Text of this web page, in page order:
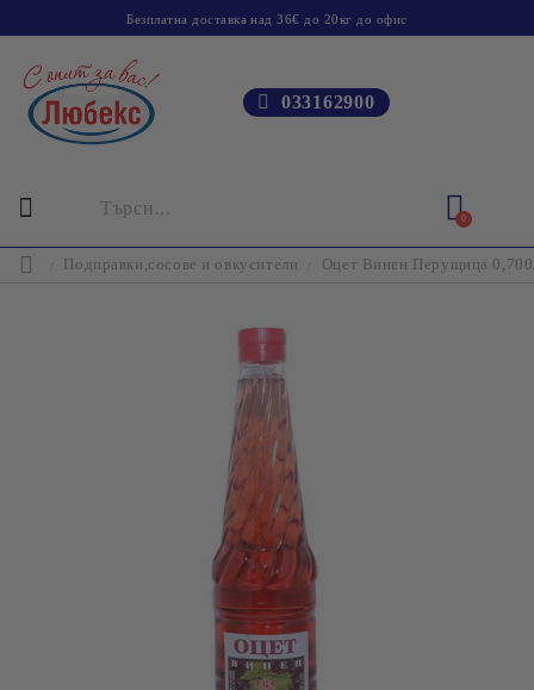
Безплатна доставка над 36€ до 20кг до офис
033162900
0
Подправки,сосове и овкусители Оцет Винен Перущица